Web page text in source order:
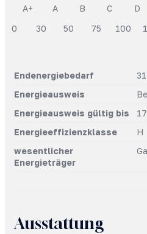
0
A+
30
A
50
B
75
C
100
D
Endenergiebedarf
Energieausweis
Energieausweis gültig bis
Energieeffizienzklasse
H
wesentlicher
Energieträger
Ausstattung